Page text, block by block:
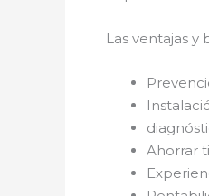
Las ventajas
Ahorrar